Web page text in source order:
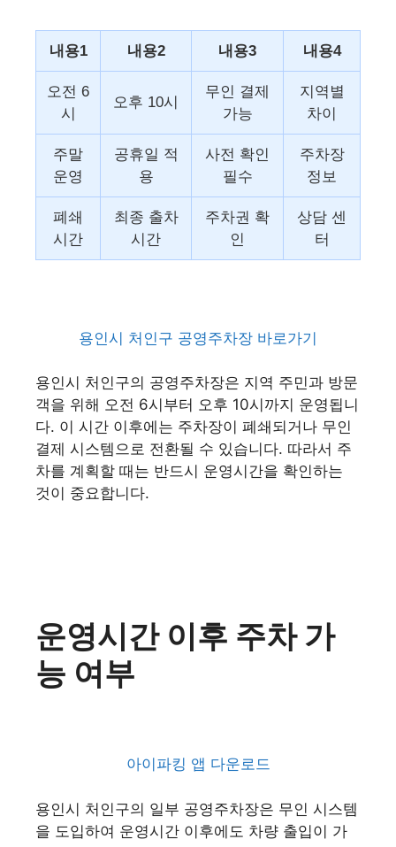
내용1 내용2 내용3 내용4
오전 6
시
오후 10시
무인 결제
가능
지역별
차이
주말
운영
공휴일 적
용
사전 확인
필수
주차장
정보
폐쇄
시간
최종 출차
시간
주차권 확
인
상담 센
터
용인시 처인구 공영주차장 바로가기
용인시 처인구의 공영주차장은 지역 주민과 방문
객을 위해 오전 6시부터 오후 10시까지 운영됩니
다. 이 시간 이후에는 주차장이 폐쇄되거나 무인
결제 시스템으로 전환될 수 있습니다. 따라서 주
차를 계획할 때는 반드시 운영시간을 확인하는
것이 중요합니다.
운영시간 이후 주차 가
능 여부
아이파킹 앱 다운로드
용인시 처인구의 일부 공영주차장은 무인 시스템
을 도입하여 운영시간 이후에도 차량 출입이 가